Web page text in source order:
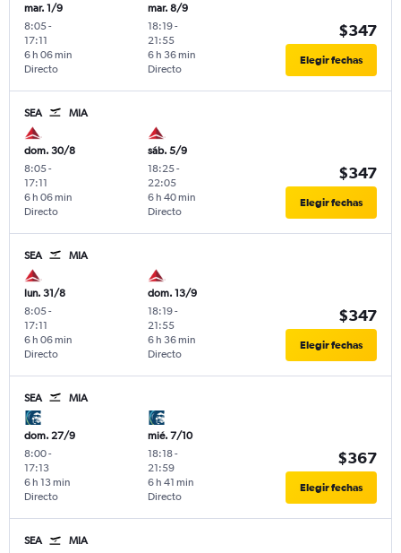
mar. 1/9
8:05-
17:11
Directo
6 h 06 min
mar. 8/9
18:19-
21:55
Directo
6 h 36 min
$347
Elegir fechas
SEA MIA
dom. 30/8
8:05-
17:11
Directo
6 h 06 min
sáb. 5/9
18:25-
22:05
Directo
6 h 40 min
$347
Elegir fechas
SEA MIA
lun. 31/8
8:05-
17:11
Directo
6 h 06 min
dom. 13/9
18:19-
21:55
Directo
6 h 36 min
$347
Elegir fechas
SEA MIA
dom. 27/9
8:00-
17:13
Directo
6 h 13 min
mié. 7/10
18:18-
21:59
Directo
6 h 41 min
$367
Elegir fechas
SEA MIA